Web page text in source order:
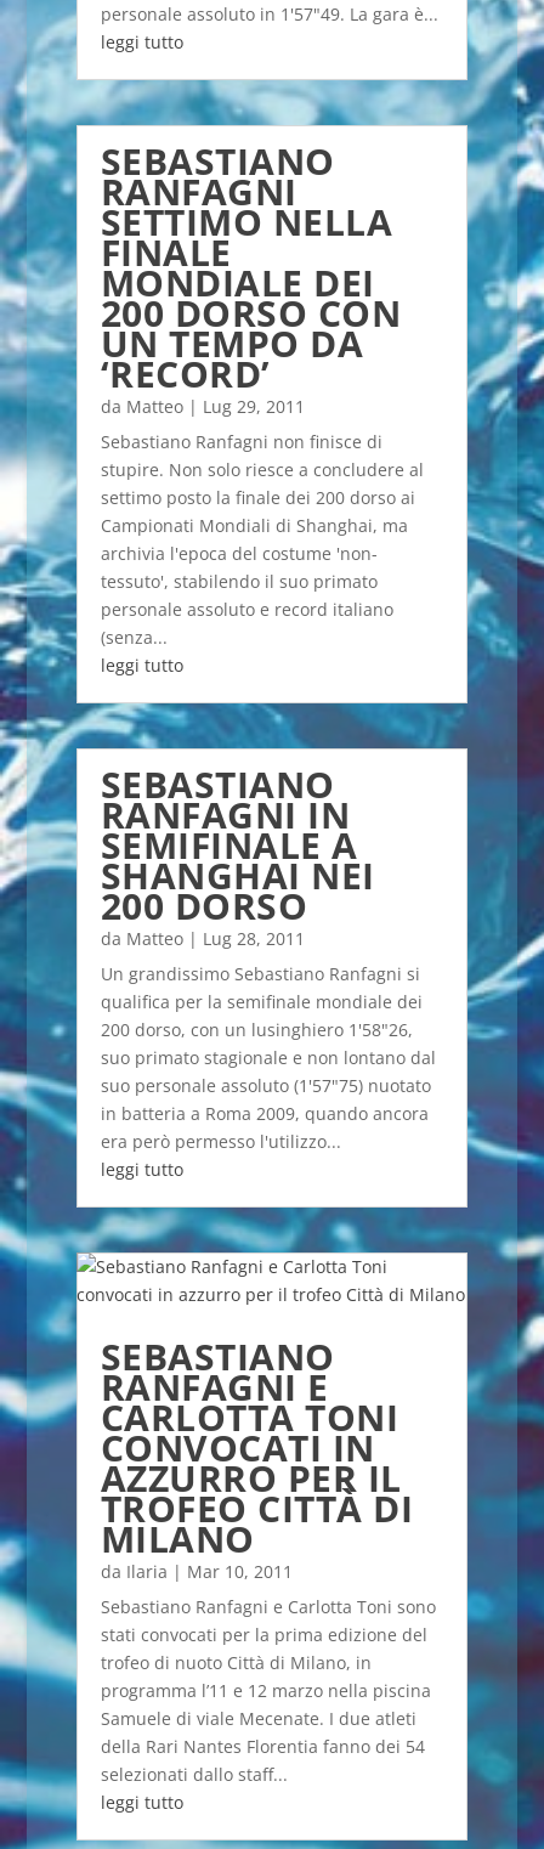
personale assoluto in 1'57"49. La gara è...
leggi tutto
SEBASTIANO
RANFAGNI
SETTIMO NELLA
FINALE
MONDIALE DEI
200 DORSO CON
UN TEMPO DA
‘RECORD’
da Matteo| Lug 29, 2011
Sebastiano Ranfagni non finisce di
stupire. Non solo riesce a concludere al
settimo posto la finale dei 200 dorso ai
Campionati Mondiali di Shanghai, ma
archivia l'epoca del costume 'non-
tessuto', stabilendo il suo primato
personale assoluto e record italiano
(senza...
leggi tutto
SEBASTIANO
RANFAGNI IN
SEMIFINALE A
SHANGHAI NEI
200 DORSO
da Matteo| Lug 28, 2011
Un grandissimo Sebastiano Ranfagni si
qualifica per la semifinale mondiale dei
200 dorso, con un lusinghiero 1'58"26,
suo primato stagionale e non lontano dal
suo personale assoluto (1'57"75) nuotato
in batteria a Roma 2009, quando ancora
era però permesso l'utilizzo...
leggi tutto
SEBASTIANO
RANFAGNI E
CARLOTTA TONI
CONVOCATI IN
AZZURRO PER IL
TROFEO CITTÀ DI
MILANO
da Ilaria | Mar 10, 2011
Sebastiano Ranfagni e Carlotta Toni sono
stati convocati per la prima edizione del
trofeo di nuoto Città di Milano, in
programma l’11 e 12 marzo nella piscina
Samuele di viale Mecenate. I due atleti
della Rari Nantes Florentia fanno dei 54
selezionati dallo staff...
leggi tutto